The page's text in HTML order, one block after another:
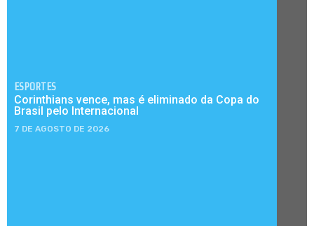
ESPORTES
Corinthians vence, mas é eliminado da Copa do
Brasil pelo Internacional
7 DE AGOSTO DE 2026